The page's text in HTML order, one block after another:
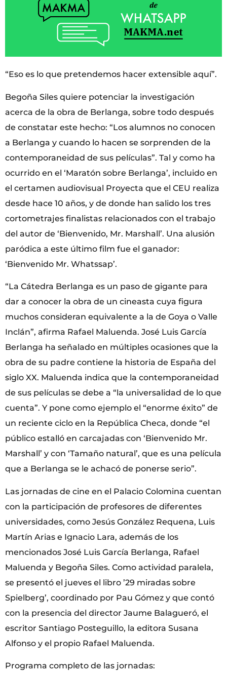
“Eso es lo que pretendemos hacer extensible aquí”.
Begoña Siles quiere potenciar la investigación
acerca de la obra de Berlanga, sobre todo después
de constatar este hecho: “Los alumnos no conocen
a Berlanga y cuando lo hacen se sorprenden de la
contemporaneidad de sus películas”. Tal y como ha
ocurrido en el ‘Maratón sobre Berlanga’, incluido en
el certamen audiovisual Proyecta que el CEU realiza
desde hace 10 años, y de donde han salido los tres
cortometrajes finalistas relacionados con el trabajo
del autor de ‘Bienvenido, Mr. Marshall’. Una alusión
paródica a este último film fue el ganador:
‘Bienvenido Mr. Whatssap’.
“La Cátedra Berlanga es un paso de gigante para
dar a conocer la obra de un cineasta cuya figura
muchos consideran equivalente a la de Goya o Valle
Inclán”, afirma Rafael Maluenda. José Luis García
Berlanga ha señalado en múltiples ocasiones que la
obra de su padre contiene la historia de España del
siglo XX. Maluenda indica que la contemporaneidad
de sus películas se debe a “la universalidad de lo que
cuenta”. Y pone como ejemplo el “enorme éxito” de
un reciente ciclo en la República Checa, donde “el
público estalló en carcajadas con ‘Bienvenido Mr.
Marshall’ y con ‘Tamaño natural’, que es una película
que a Berlanga se le achacó de ponerse serio”.
Las jornadas de cine en el Palacio Colomina cuentan
con la participación de profesores de diferentes
universidades, como Jesús González Requena, Luis
Martín Arias e Ignacio Lara, además de los
mencionados José Luis García Berlanga, Rafael
Maluenda y Begoña Siles. Como actividad paralela,
se presentó el jueves el libro ’29 miradas sobre
Spielberg’, coordinado por Pau Gómez y que contó
con la presencia del director Jaume Balagueró, el
escritor Santiago Posteguillo, la editora Susana
Alfonso y el propio Rafael Maluenda.
Programa completo de las jornadas: